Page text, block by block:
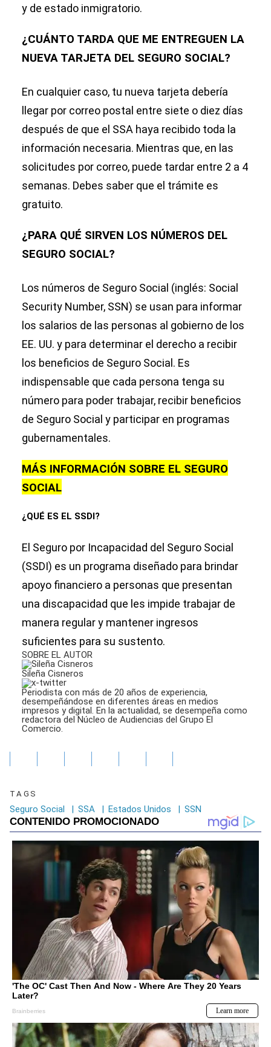
y de estado inmigratorio.
¿CUÁNTO TARDA QUE ME ENTREGUEN LA
NUEVA TARJETA DEL SEGURO SOCIAL?
En cualquier caso, tu nueva tarjeta debería
llegar por correo postal entre siete o diez días
después de que el SSA haya recibido toda la
información necesaria. Mientras que, en las
solicitudes por correo, puede tardar entre 2 a 4
semanas. Debes saber que el trámite es
gratuito.
¿PARA QUÉ SIRVEN LOS NÚMEROS DEL
SEGURO SOCIAL?
Los números de Seguro Social (inglés: Social
Security Number, SSN) se usan para informar
los salarios de las personas al gobierno de los
EE. UU. y para determinar el derecho a recibir
los beneficios de Seguro Social. Es
indispensable que cada persona tenga su
número para poder trabajar, recibir beneficios
de Seguro Social y participar en programas
gubernamentales.
MÁS INFORMACIÓN SOBRE EL SEGURO
SOCIAL
¿QUÉ ES EL SSDI?
El Seguro por Incapacidad del Seguro Social
(SSDI) es un programa diseñado para brindar
apoyo financiero a personas que presentan
una discapacidad que les impide trabajar de
manera regular y mantener ingresos
suficientes para su sustento.
SOBRE EL AUTOR
Sileña Cisneros
Periodista con más de 20 años de experiencia,
desempeñándose en diferentes áreas en medios
impresos y digital. En la actualidad, se desempeña como
redactora del Núcleo de Audiencias del Grupo El
Comercio.
TAGS
Seguro Social | SSA | Estados Unidos | SSN